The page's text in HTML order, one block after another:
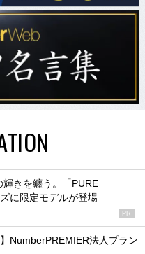
輝きを纏う。「PURE
に限定モデルが登場
PR
NumberPREMIER法人プラン